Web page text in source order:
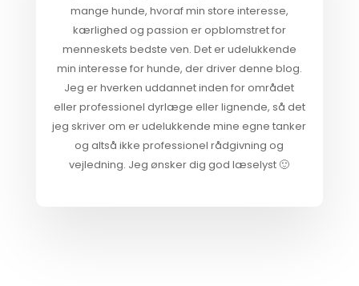
mange hunde, hvoraf min store interesse,
kærlighed og passion er opblomstret for
menneskets bedste ven. Det er udelukkende
min interesse for hunde, der driver denne blog.
Jeg er hverken uddannet inden for området
eller professionel dyrlæge eller lignende, så det
jeg skriver om er udelukkende mine egne tanker
og altså ikke professionel rådgivning og
vejledning. Jeg ønsker dig god læselyst 🙂